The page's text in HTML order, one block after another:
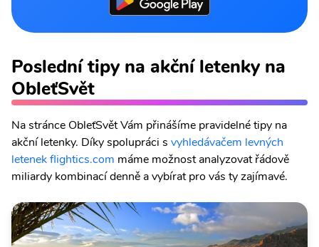
Poslední tipy na akční letenky na
ObleťSvět
Na stránce ObleťSvět Vám přinášíme pravidelné tipy na
akční letenky. Díky spolupráci s vyhledávačem levných
letenek flightics.com máme možnost analyzovat řádově
miliardy kombinací denně a vybírat pro vás ty zajímavé.